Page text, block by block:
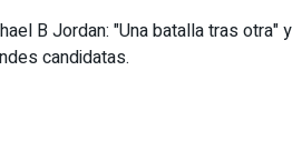
B Jordan: "Una batalla tras otra" y
candidatas.